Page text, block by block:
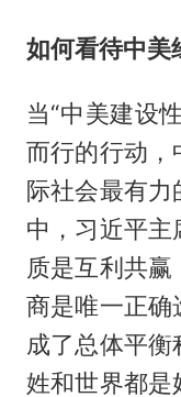
如何看待中美
当“中美建设
而行的行动，
际社会最有
中，习近平
质是互利共
商是唯一正确
成了总体平
姓和世界都是